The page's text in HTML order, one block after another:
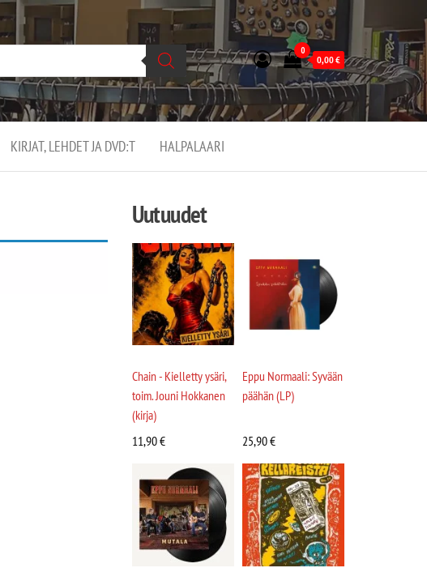
0
0,00€
KIRJAT, LEHDET JA DVD:T HALPALAARI
Uutuudet
Chain - Kielletty ysäri,
toim. Jouni Hokkanen
(kirja)
11,90€
Eppu Normaali: Syvään
päähän (LP)
25,90€